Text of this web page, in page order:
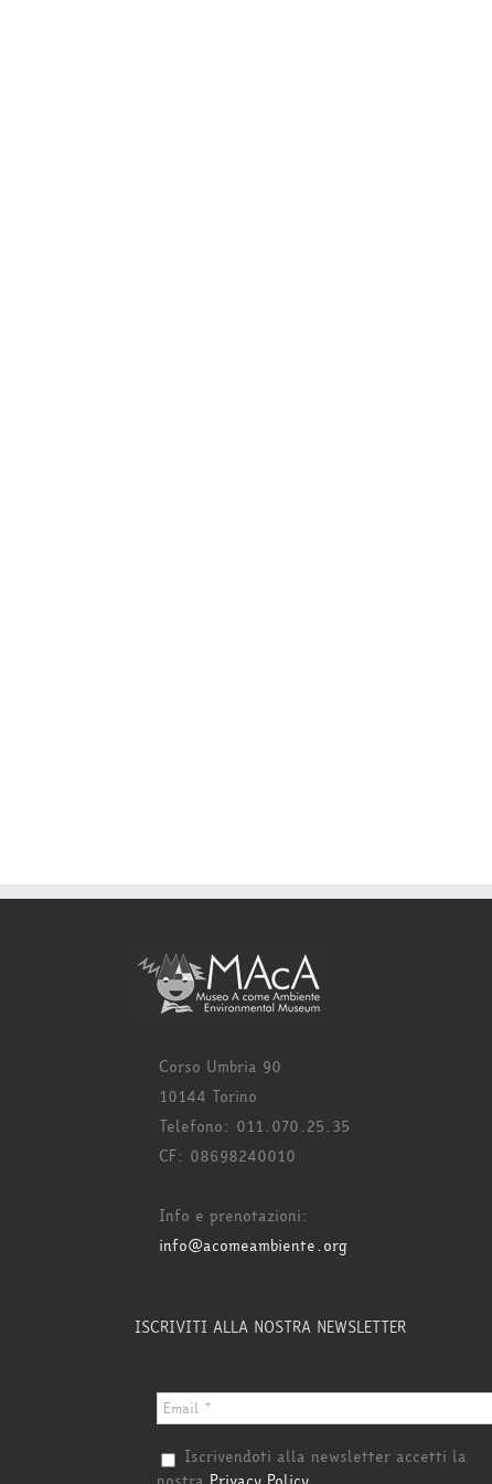
Corso Umbria 90
10144 Torino
Telefono: 011.070.25.35
CF: 08698240010
Info e prenotazioni:
info@acomeambiente.org
ISCRIVITI ALLA NOSTRA NEWSLETTER
Iscrivendoti alla newsletter accetti la